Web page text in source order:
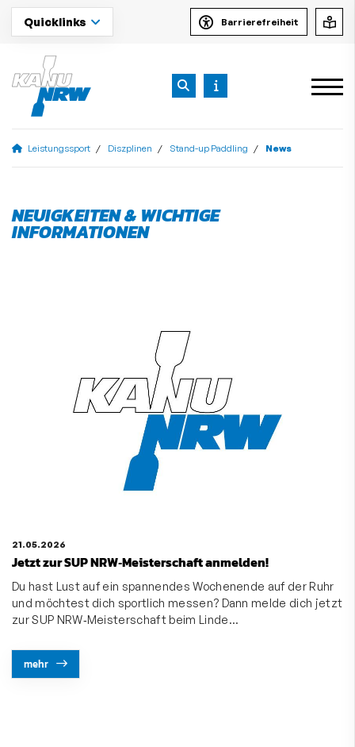
Quicklinks Barrierefreiheit
Leistungssport Diszplinen Stand-up Paddling News
NEUIGKEITEN & WICHTIGE
INFORMATIONEN
21.05.2026
Jetzt zur SUP NRW‑Meisterschaft anmelden!
Du hast Lust auf ein spannendes Wochenende auf der Ruhr
und möchtest dich sportlich messen? Dann melde dich jetzt
zur SUP NRW‑Meisterschaft beim Linde…
mehr